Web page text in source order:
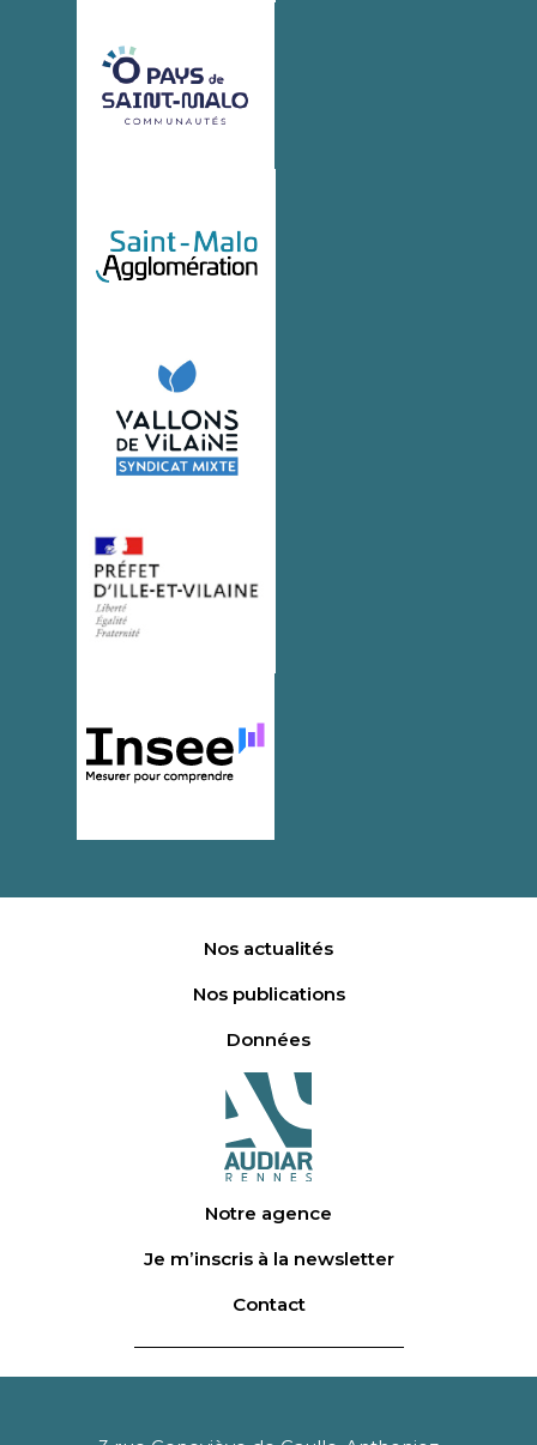
Nos actualités
Nos publications
Données
Notre agence
Je m’inscris à la newsletter
Contact